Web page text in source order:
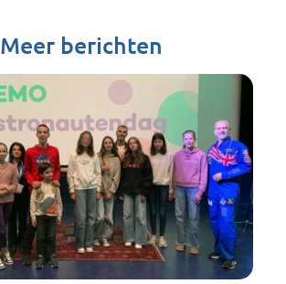
Meer berichten